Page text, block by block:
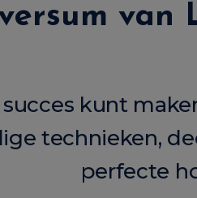
van
kunt
technieken,
perfecte